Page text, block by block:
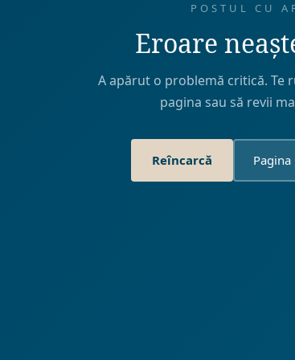
POSTUL CU
Eroare
A apărut o problemă critică. Te
pagina sau să revii
Reîncarcă